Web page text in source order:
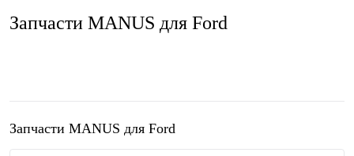
Запчасти MANUS для Ford
Запчасти MANUS для Ford